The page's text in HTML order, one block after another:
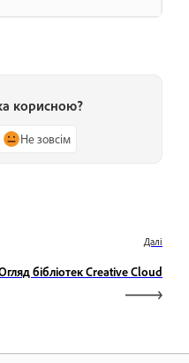
корисною?
Не зовсім
Далі
бібліотек Creative Cloud